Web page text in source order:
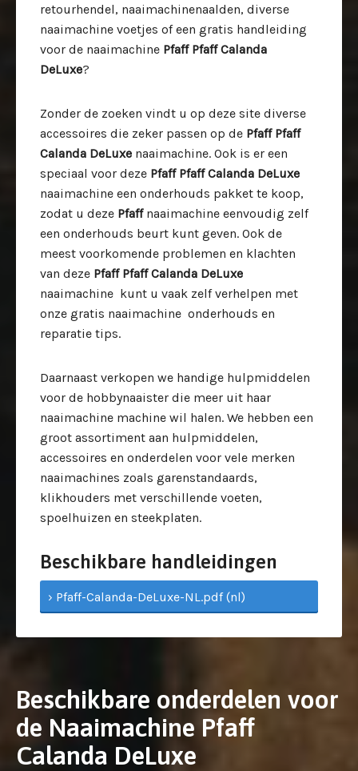
retourhendel, naaimachinenaalden, diverse
naaimachine voetjes of een gratis handleiding
voor de naaimachine Pfaff Pfaff Calanda
DeLuxe?
Zonder de zoeken vindt u op deze site diverse
accessoires die zeker passen op de Pfaff Pfaff
Calanda DeLuxe naaimachine. Ook is er een
speciaal voor deze Pfaff Pfaff Calanda DeLuxe
naaimachine een onderhouds pakket te koop,
zodat u deze Pfaffnaaimachine eenvoudig zelf
een onderhouds beurt kunt geven. Ook de
meest voorkomende problemen en klachten
van deze Pfaff Pfaff Calanda DeLuxe
naaimachine kunt u vaak zelf verhelpen met
onze gratis naaimachine onderhouds en
reparatie tips.
Daarnaast verkopen we handige hulpmiddelen
voor de hobbynaaister die meer uit haar
naaimachine machine wil halen. We hebben een
groot assortiment aan hulpmiddelen,
accessoires en onderdelen voor vele merken
naaimachines zoals garenstandaards,
klikhouders met verschillende voeten,
spoelhuizen en steekplaten.
Beschikbare handleidingen
› Pfaff-Calanda-DeLuxe-NL.pdf (nl)
Beschikbare onderdelen voor
de Naaimachine Pfaff
Calanda DeLuxe